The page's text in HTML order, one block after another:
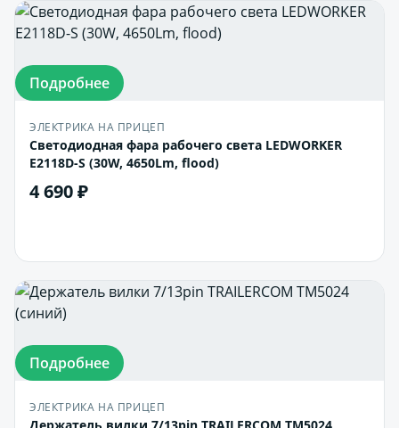
Подробнее
ЭЛЕКТРИКА НА ПРИЦЕП
Светодиодная фара рабочего света LEDWORKER
E2118D-S (30W, 4650Lm, flood)
4 690 ₽
Подробнее
ЭЛЕКТРИКА НА ПРИЦЕП